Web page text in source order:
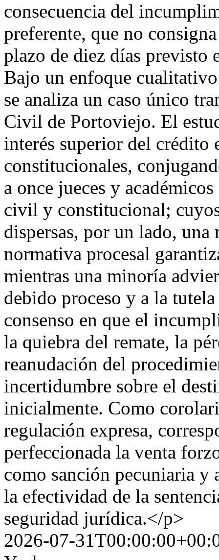
consecuencia del
preferente, que no
plazo de diez días previsto
Bajo un enfoque
se analiza un caso único
Civil de Portoviejo. El
interés superior del
constitucionales,
a once jueces y
civil y constitucional;
dispersas, por un lado, una
normativa procesal
mientras una minoría
debido proceso y a la
consenso en que el
la quiebra del remate, la
reanudación del
incertidumbre sobre el
inicialmente. Como
regulación expresa,
perfeccionada la venta
como sanción pecuniaria y
la efectividad de la
seguridad jurídica.</p>
2026-07-